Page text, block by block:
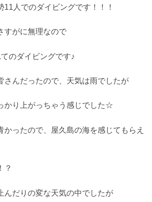
11人でのダイビングです！！！
すがに無理なので
のダイビングです♪
さんだったので、天気は雨でしたが
かり上がっちゃう感じでした☆
かったので、屋久島の海を感じてもらえ
？
んだりの変な天気の中でしたが